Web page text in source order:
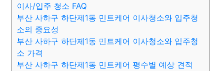
이사/입주 청소 FAQ
부산 사하구 하단제1동 민트케어 이사청소와 입주청
소의 중요성
부산 사하구 하단제1동 민트케어 이사청소와 입주청
소 가격
부산 사하구 하단제1동 민트케어 평수별 예상 견적